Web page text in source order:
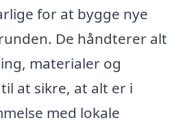
for at bygge nye
De håndterer alt
materialer og
at sikre, at alt er i
med lokale